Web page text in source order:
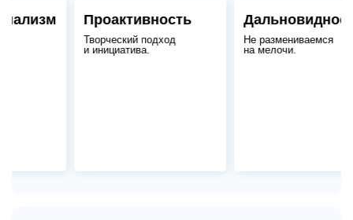
Проактивность
Творческий подход
и инициатива.
Дальновидность
Не размениваемся
на мелочи.